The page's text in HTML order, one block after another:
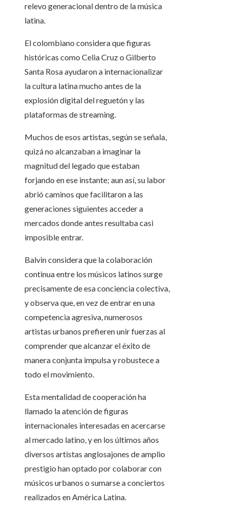
relevo generacional dentro de la música
latina.
El colombiano considera que figuras
históricas como Celia Cruz o Gilberto
Santa Rosa ayudaron a internacionalizar
la cultura latina mucho antes de la
explosión digital del reguetón y las
plataformas de streaming.
Muchos de esos artistas, según se señala,
quizá no alcanzaban a imaginar la
magnitud del legado que estaban
forjando en ese instante; aun así, su labor
abrió caminos que facilitaron a las
generaciones siguientes acceder a
mercados donde antes resultaba casi
imposible entrar.
Balvin considera que la colaboración
continua entre los músicos latinos surge
precisamente de esa conciencia colectiva,
y observa que, en vez de entrar en una
competencia agresiva, numerosos
artistas urbanos prefieren unir fuerzas al
comprender que alcanzar el éxito de
manera conjunta impulsa y robustece a
todo el movimiento.
Esta mentalidad de cooperación ha
llamado la atención de figuras
internacionales interesadas en acercarse
al mercado latino, y en los últimos años
diversos artistas anglosajones de amplio
prestigio han optado por colaborar con
músicos urbanos o sumarse a conciertos
realizados en América Latina.